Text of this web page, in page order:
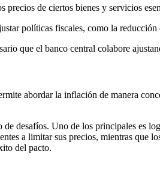
precios de ciertos bienes y servicios
políticas fiscales, como la
que el banco central colabore
abordar la inflación de manera
desafíos. Uno de los principales es
a limitar sus precios, mientras
del pacto.